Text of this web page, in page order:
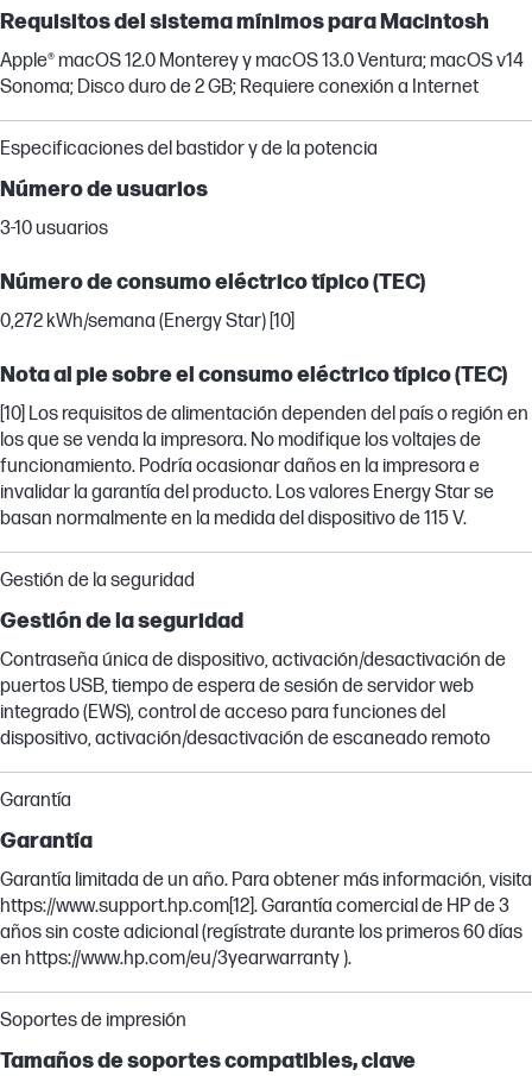
Requisitos del sistema mínimos para Macintosh
Apple® macOS 12.0 Monterey y macOS 13.0 Ventura; macOS v14
Sonoma; Disco duro de 2 GB; Requiere conexión a Internet
Especificaciones del bastidor y de la potencia
Número de usuarios
3-10 usuarios
Número de consumo eléctrico típico (TEC)
0,272 kWh/semana (Energy Star) [10]
Nota al pie sobre el consumo eléctrico típico (TEC)
[10] Los requisitos de alimentación dependen del país o región en
los que se venda la impresora. No modifique los voltajes de
funcionamiento. Podría ocasionar daños en la impresora e
invalidar la garantía del producto. Los valores Energy Star se
basan normalmente en la medida del dispositivo de 115 V.
Gestión de la seguridad
Gestión de la seguridad
Contraseña única de dispositivo, activación/desactivación de
puertos USB, tiempo de espera de sesión de servidor web
integrado (EWS), control de acceso para funciones del
dispositivo, activación/desactivación de escaneado remoto
Garantía
Garantía
Garantía limitada de un año. Para obtener más información, visita
https://www.support.hp.com[12]. Garantía comercial de HP de 3
años sin coste adicional (regístrate durante los primeros 60 días
en https://www.hp.com/eu/3yearwarranty ).
Soportes de impresión
Tamaños de soportes compatibles, clave